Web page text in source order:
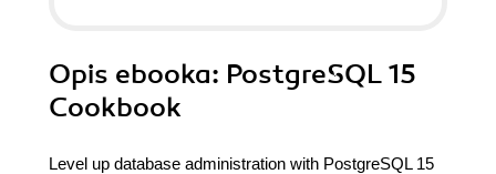
Opis ebooka: PostgreSQL 15
Cookbook
Level up database administration with PostgreSQL 15